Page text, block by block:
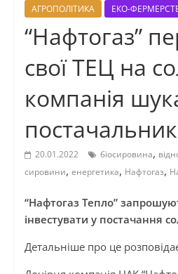
АГРОПОЛІТИКА ЕКО-
“Нафтогаз”
свої ТЕЦ на
компанія
20.01.2022 біосировина,
сировини, енергетика, Нафтогаз,
“Нафтогаз Тепло”
інвестувати у постачання
Детальніше про це